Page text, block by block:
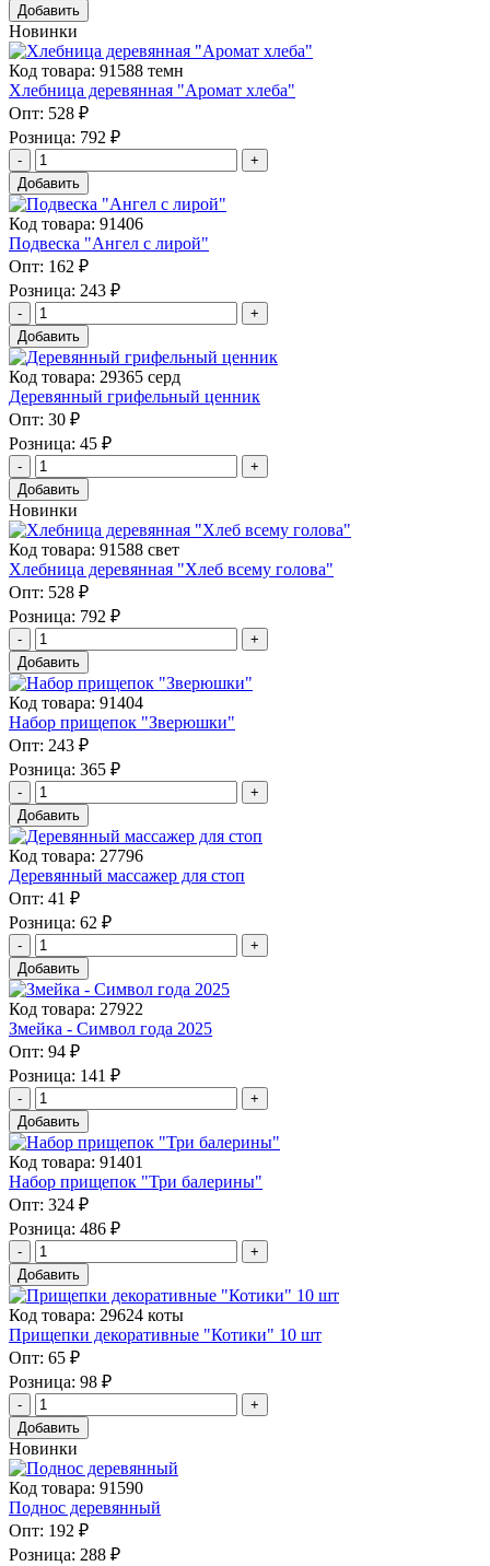
Добавить
Новинки
Код товара: 91588 темн
Хлебница деревянная "Аромат хлеба"
Опт: 528 ₽
Розница: 792 ₽
Добавить
Код товара: 91406
Подвеска "Ангел с лирой"
Опт: 162 ₽
Розница: 243 ₽
Добавить
Код товара: 29365 серд
Деревянный грифельный ценник
Опт: 30 ₽
Розница: 45 ₽
Добавить
Новинки
Код товара: 91588 свет
Хлебница деревянная "Хлеб всему голова"
Опт: 528 ₽
Розница: 792 ₽
Добавить
Код товара: 91404
Набор прищепок "Зверюшки"
Опт: 243 ₽
Розница: 365 ₽
Добавить
Код товара: 27796
Деревянный массажер для стоп
Опт: 41 ₽
Розница: 62 ₽
Добавить
Код товара: 27922
Змейка - Символ года 2025
Опт: 94 ₽
Розница: 141 ₽
Добавить
Код товара: 91401
Набор прищепок "Три балерины"
Опт: 324 ₽
Розница: 486 ₽
Добавить
Код товара: 29624 коты
Прищепки декоративные "Котики" 10 шт
Опт: 65 ₽
Розница: 98 ₽
Добавить
Новинки
Код товара: 91590
Поднос деревянный
Опт: 192 ₽
Розница: 288 ₽